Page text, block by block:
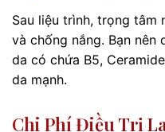
Sau liệu trình, trọng tâm
và chống nắng. Bạn nên
da có chứa B5,
da mạnh.
Chi Phí Điều Trị